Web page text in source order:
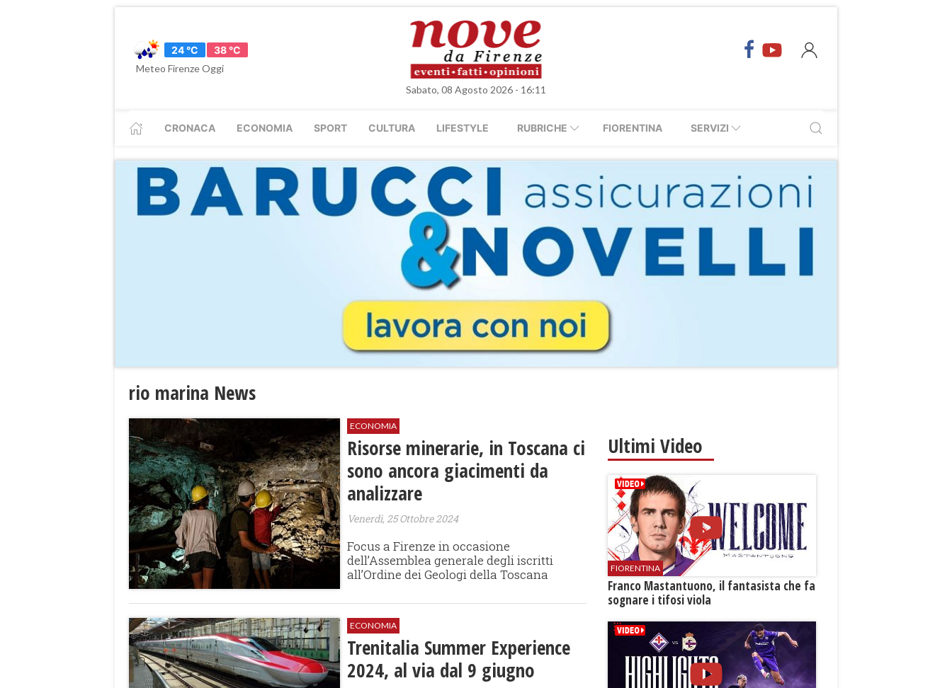
24 °C
38 °C
Meteo Firenze Oggi
Sabato, 08 Agosto 2026 - 16:11
CRONACA ECONOMIA SPORT CULTURA LIFESTYLE RUBRICHE FIORENTINA SERVIZI
rio marina News
ECONOMIA
Risorse minerarie, in Toscana ci
sono ancora giacimenti da
analizzare
Venerdì, 25 Ottobre 2024
Focus a Firenze in occasione
dell’Assemblea generale degli iscritti
all’Ordine dei Geologi della Toscana
ECONOMIA
Trenitalia Summer Experience
2024, al via dal 9 giugno
Ultimi Video
FIORENTINA
Franco Mastantuono, il fantasista che fa
sognare i tifosi viola